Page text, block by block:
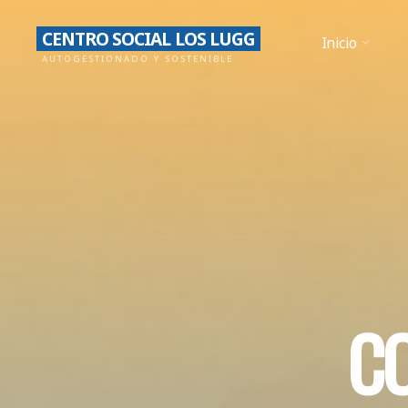
contenido
CENTRO SOCIAL LOS LUGG
AUTOGESTIONADO Y SOSTENIBLE
Inicio
C